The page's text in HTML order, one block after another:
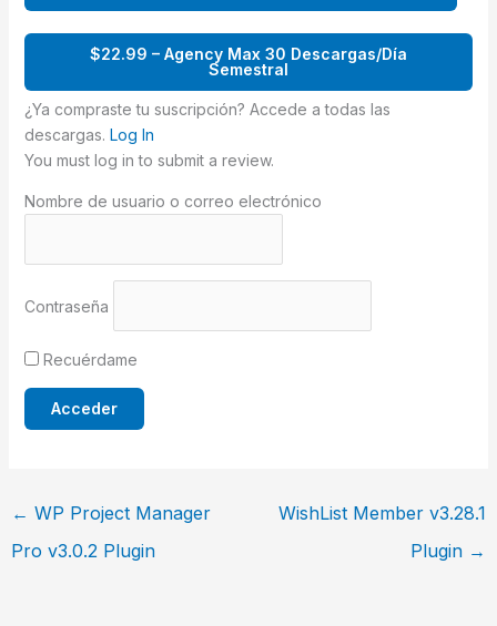
$22.99 – Agency Max 30 Descargas/Día
Semestral
¿Ya compraste tu suscripción? Accede a todas las
descargas. Log In
You must log in to submit a review.
Nombre de usuario o correo electrónico
Contraseña
Recuérdame
← WP Project Manager
Pro v3.0.2 Plugin
WishList Member v3.28.1
Plugin →